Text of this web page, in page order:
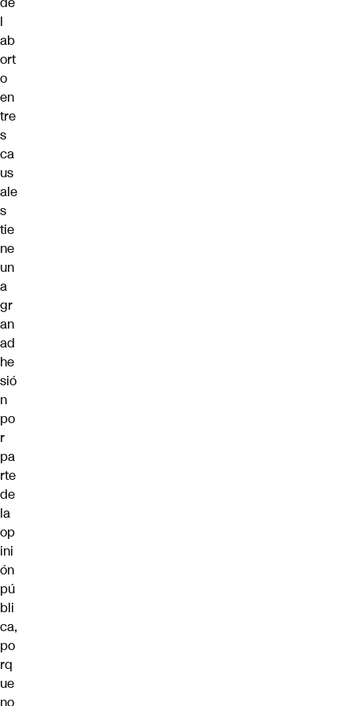
l
ab
ort
o
en
tre
s
ca
us
ale
s
tie
ne
un
a
gr
an
ad
he
sió
n
po
r
pa
rte
de
la
op
ini
ón
pú
bli
ca,
po
rq
ue
no